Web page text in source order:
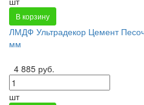
В корзину
ЛМДФ Ультрадекор Цемент
мм
4 885 руб.
шт